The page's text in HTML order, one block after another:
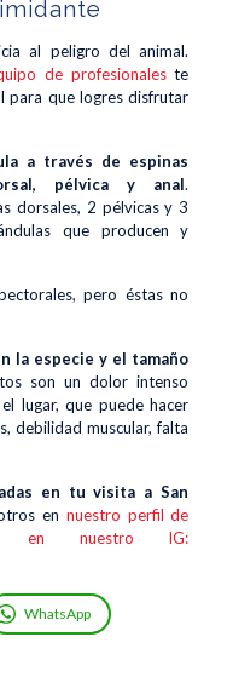
al peligro del animal.
de profesionaleste
para que logres disfrutar
a través de espinas
pélvica y anal.
dorsales, 2 pélvicas y 3
que producen y
pero éstas no
la especie y el tamaño
son un dolor intenso
lugar, que puede hacer
debilidad muscular, falta
en tu visita a San
en nuestro perfil de
en nuestro IG:
WhatsApp